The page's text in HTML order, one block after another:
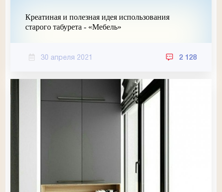
Креатиная и полезная идея использования
старого табурета - «Мебель»
30 апреля 2021 2 128